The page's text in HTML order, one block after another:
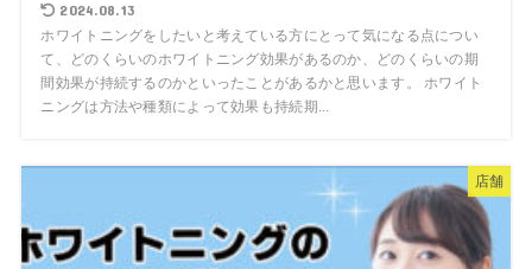
2024.08.13
ホワイトニングをしたいと考えている方にとって気になる点につい
て、どのくらいのホワイトニング効果があるのか、どのくらいの期
間効果が持続するのかといったことがあるかと思います。 ホワイト
ニングは方法や種類によって効果も持続期...
店舗